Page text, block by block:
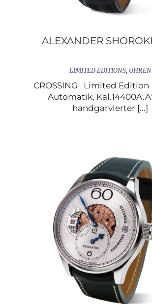
ALEXANDER
LIMITED EDITIONS, UHREN
CROSSING Limited
Automatik,
handgarvierter [...]